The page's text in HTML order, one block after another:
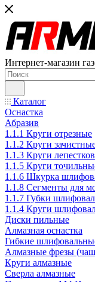
Интернет-магазин
Каталог
Оснастка
Абразив
1.1.1 Круги отрезные
1.1.2 Круги
1.1.3 Круги
1.1.5 Круги
1.1.6 Шкурка
1.1.8 Сегменты для
1.1.7 Губки
1.1.4 Круги
Диски пильные
Алмазная оснастка
Гибкие
Алмазные фрезы
Круги алмазные
Сверла алмазные